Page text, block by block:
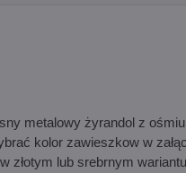
metalowy żyrandol z
kolor zawieszkow w
złotym lub srebrnym